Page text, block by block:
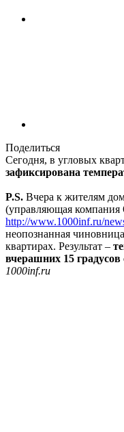
Поделиться
Сегодня, в угловых
зафиксирована
P.S. Вчера к жителям
(управляющая
http://www.1000inf.ru/
неопознанная
квартирах. Результат –
вчерашних 15 градусов
1000inf.ru